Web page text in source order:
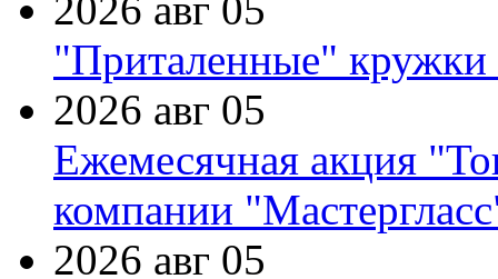
"Приталенные" кружки
2026 авг 05
Ежемесячная акция
компании
2026 авг 05